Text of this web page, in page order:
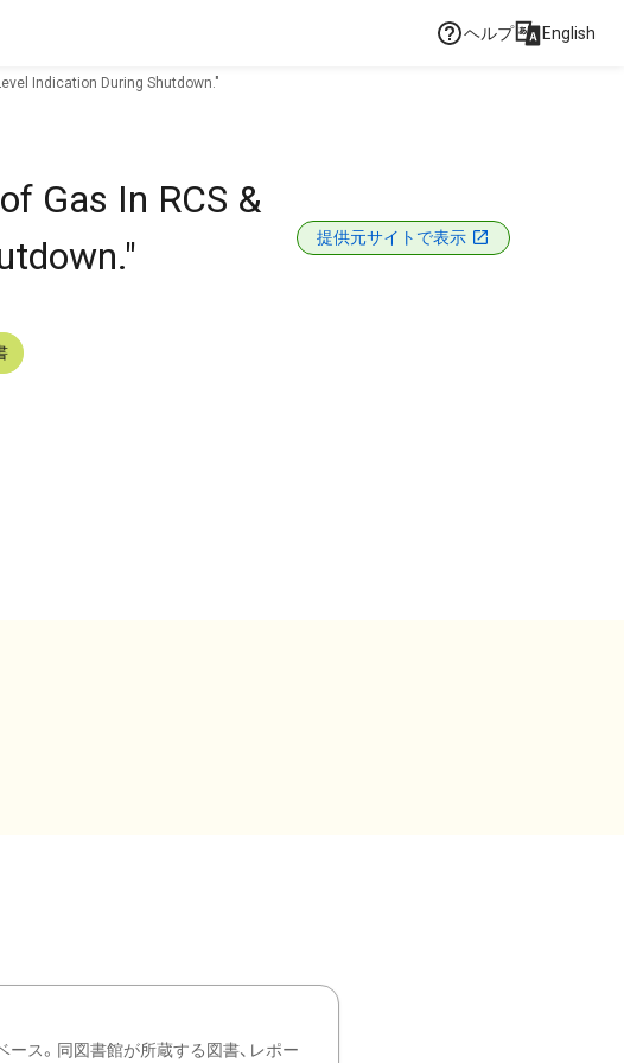
ヘルプ English
Indication During Shutdown."
Gas In RCS &
提供元サイトで表示
ス。同図書館が所蔵する図書、レポー